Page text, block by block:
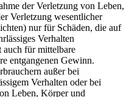
der Verletzung von Leben,
Verletzung wesentlicher
nur für Schäden, die auf
Verhalten
für mittelbare
entgangenen Gewinn.
außer bei
Verhalten oder bei
Leben, Körper und